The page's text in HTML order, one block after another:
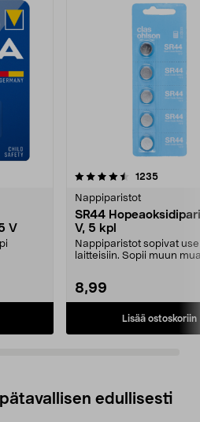
V
1235
Nappiparistot
SR44
V, 5 kpl
Nappiparistot sopivat
laitteisiin. Sopii muun
8,99
Lisää ostoskoriin
4.5viidestä
edullisesti